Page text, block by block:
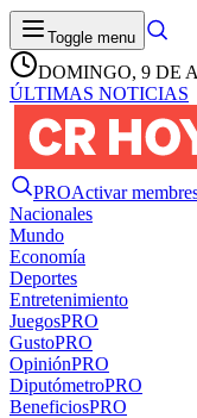
Toggle menu
DOMINGO, 9 DE
ÚLTIMAS NOTICIAS
PROActivar
Nacionales
Mundo
Economía
Deportes
Entretenimiento
JuegosPRO
GustoPRO
OpiniónPRO
DiputómetroPRO
BeneficiosPRO